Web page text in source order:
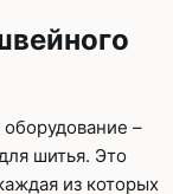
–
шитья. Это
из которых